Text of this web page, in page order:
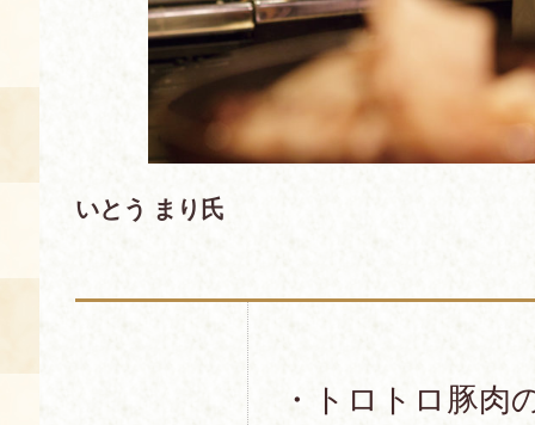
いとう まり氏
・トロトロ豚肉